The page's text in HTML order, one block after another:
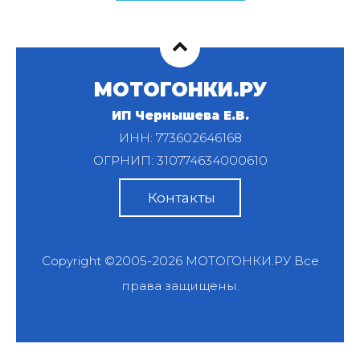
МОТОГОНКИ.РУ
ИП Чернышева Е.В.
ИНН: 773602646168
ОГРНИП: 310774634000610
Контакты
Copyright ©2005-2026 МОТОГОНКИ.РУВсе
права защищены.